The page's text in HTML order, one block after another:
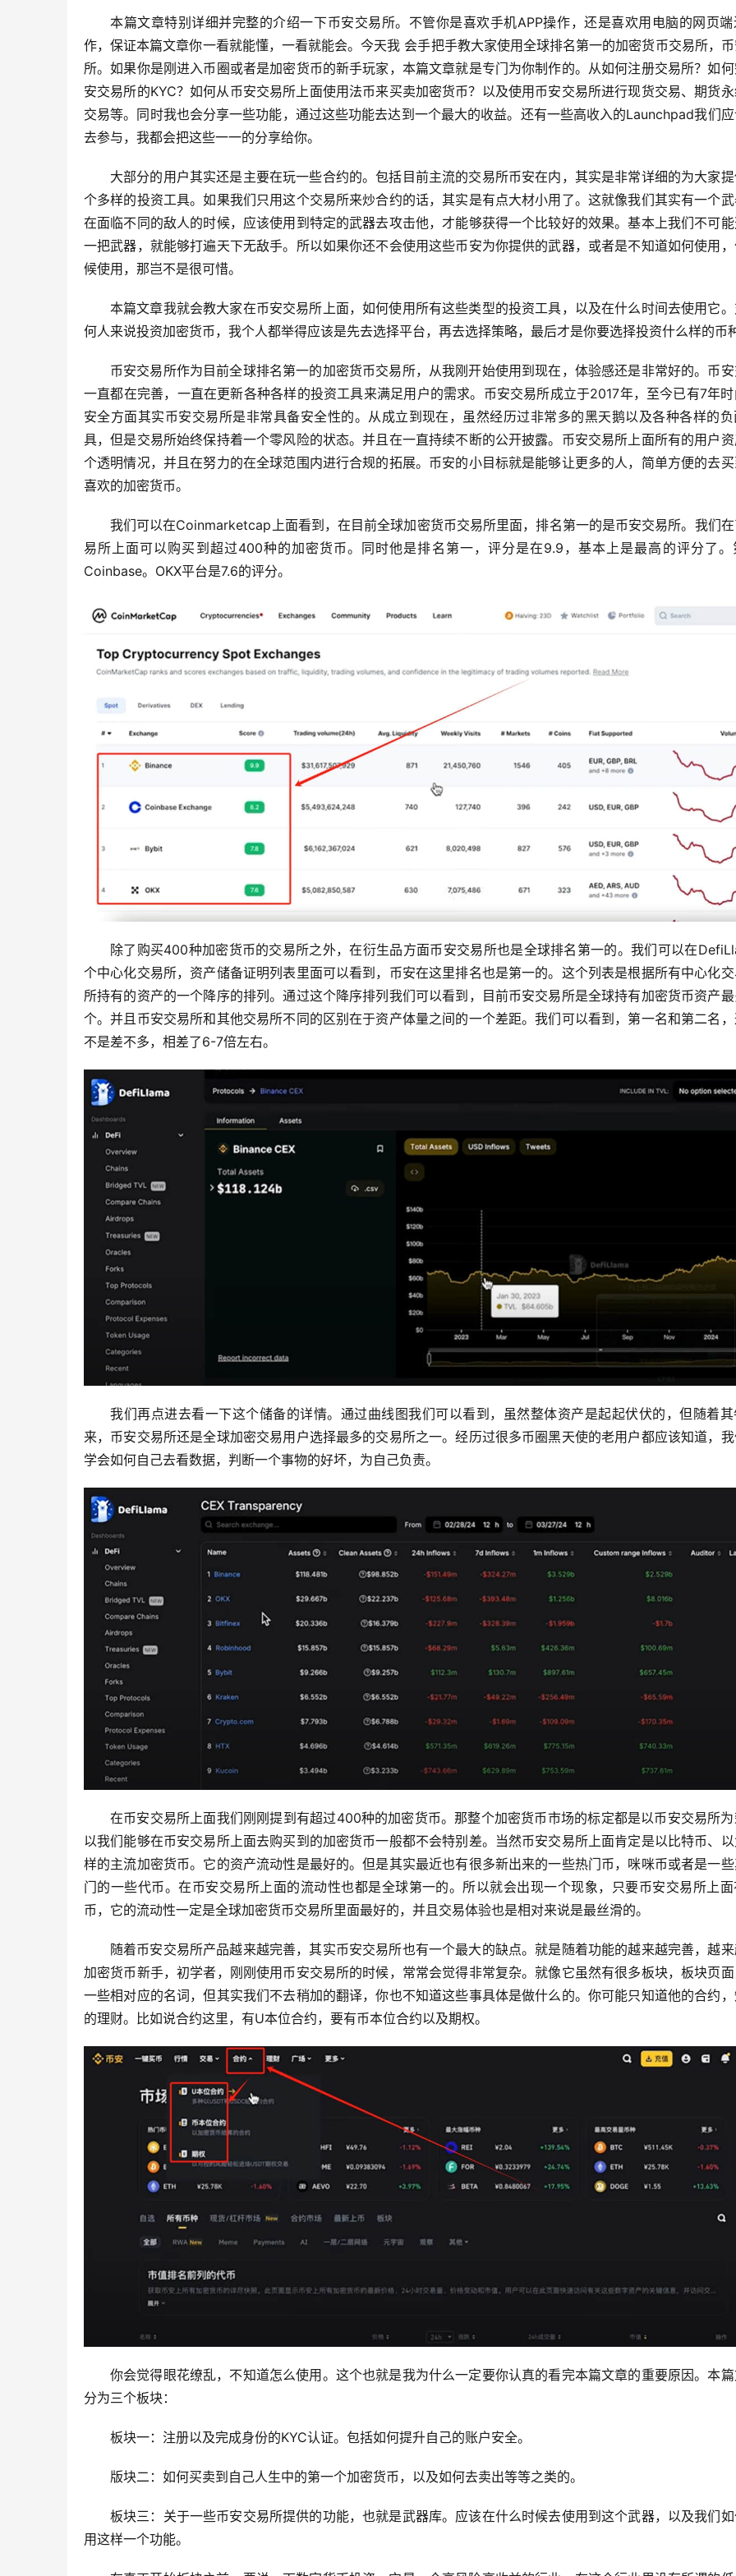
本篇文章特别详细并完整的介绍一下币安交易所。不管你是喜欢手机APP操作，还是喜欢用电脑的网页
作，保证本篇文章你一看就能懂，一看就能会。今天我 会手把手教大家使用全球排名第一的加密货币交易所，
所。如果你是刚进入币圈或者是加密货币的新手玩家，本篇文章就是专门为你制作的。从如何注册交易所？如
安交易所的KYC？如何从币安交易所上面使用法币来买卖加密货币？以及使用币安交易所进行现货交易、期货
交易等。同时我也会分享一些功能，通过这些功能去达到一个最大的收益。还有一些高收入的Launchpad我们
去参与，我都会把这些一一的分享给你。
大部分的用户其实还是主要在玩一些合约的。包括目前主流的交易所币安在内，其实是非常详细的为大家
个多样的投资工具。如果我们只用这个交易所来炒合约的话，其实是有点大材小用了。这就像我们其实有一个
在面临不同的敌人的时候，应该使用到特定的武器去攻击他，才能够获得一个比较好的效果。基本上我们不可
一把武器，就能够打遍天下无敌手。所以如果你还不会使用这些币安为你提供的武器，或者是不知道如何使用
候使用，那岂不是很可惜。
本篇文章我就会教大家在币安交易所上面，如何使用所有这些类型的投资工具，以及在什么时间去使用它
何人来说投资加密货币，我个人都举得应该是先去选择平台，再去选择策略，最后才是你要选择投资什么样的币
币安交易所作为目前全球排名第一的加密货币交易所，从我刚开始使用到现在，体验感还是非常好的。币
一直都在完善，一直在更新各种各样的投资工具来满足用户的需求。币安交易所成立于2017年，至今已有7年
安全方面其实币安交易所是非常具备安全性的。从成立到现在，虽然经历过非常多的黑天鹅以及各种各样的
具，但是交易所始终保持着一个零风险的状态。并且在一直持续不断的公开披露。币安交易所上面所有的用户
个透明情况，并且在努力的在全球范围内进行合规的拓展。币安的小目标就是能够让更多的人，简单方便的去
喜欢的加密货币。
我们可以在Coinmarketcap上面看到，在目前全球加密货币交易所里面，排名第一的是币安交易所。我们
易所上面可以购买到超过400种的加密货币。同时他是排名第一，评分是在9.9，基本上是最高的评分了。
Coinbase。OKX平台是7.6的评分。
除了购买400种加密货币的交易所之外，在衍生品方面币安交易所也是全球排名第一的。我们可以在
个中心化交易所，资产储备证明列表里面可以看到，币安在这里排名也是第一的。这个列表是根据所有中心化
所持有的资产的一个降序的排列。通过这个降序排列我们可以看到，目前币安交易所是全球持有加密货币资产
个。并且币安交易所和其他交易所不同的区别在于资产体量之间的一个差距。我们可以看到，第一名和第二名
不是差不多，相差了6-7倍左右。
我们再点进去看一下这个储备的详情。通过曲线图我们可以看到，虽然整体资产是起起伏伏的，但随着
来，币安交易所还是全球加密交易用户选择最多的交易所之一。经历过很多币圈黑天使的老用户都应该知道，
学会如何自己去看数据，判断一个事物的好坏，为自己负责。
在币安交易所上面我们刚刚提到有超过400种的加密货币。那整个加密货币市场的标定都是以币安交易所
以我们能够在币安交易所上面去购买到的加密货币一般都不会特别差。当然币安交易所上面肯定是以比特币、
样的主流加密货币。它的资产流动性是最好的。但是其实最近也有很多新出来的一些热门币，咪咪币或者是一
门的一些代币。在币安交易所上面的流动性也都是全球第一的。所以就会出现一个现象，只要币安交易所上
币，它的流动性一定是全球加密货币交易所里面最好的，并且交易体验也是相对来说是最丝滑的。
随着币安交易所产品越来越完善，其实币安交易所也有一个最大的缺点。就是随着功能的越来越完善，越
加密货币新手，初学者，刚刚使用币安交易所的时候，常常会觉得非常复杂。就像它虽然有很多板块，板块页
一些相对应的名词，但其实我们不去稍加的翻译，你也不知道这些事具体是做什么的。你可能只知道他的合约
的理财。比如说合约这里，有U本位合约，要有币本位合约以及期权。
你会觉得眼花缭乱，不知道怎么使用。这个也就是我为什么一定要你认真的看完本篇文章的重要原因。本
分为三个板块：
板块一：注册以及完成身份的KYC认证。包括如何提升自己的账户安全。
版块二：如何买卖到自己人生中的第一个加密货币，以及如何去卖出等等之类的。
板块三：关于一些币安交易所提供的功能，也就是武器库。应该在什么时候去使用到这个武器，以及我们
用这样一个功能。